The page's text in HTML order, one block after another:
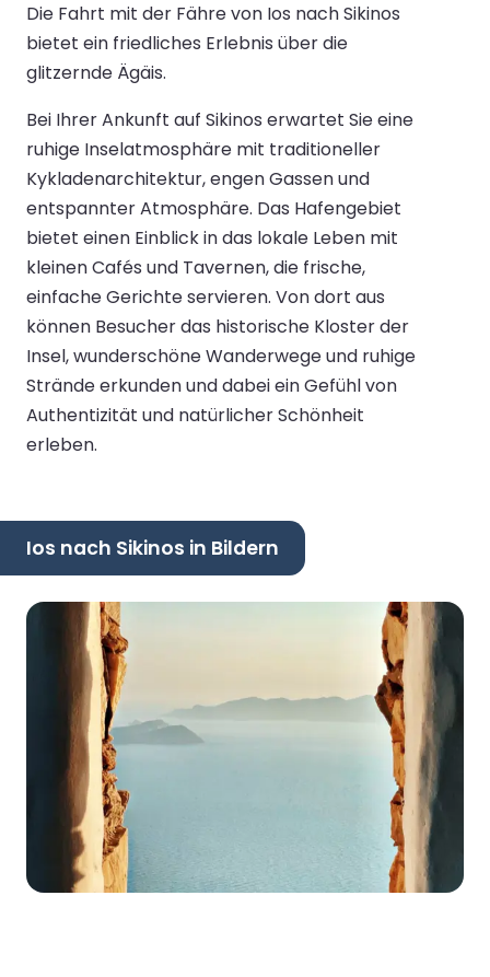
Die Fahrt mit der Fähre von Ios nach Sikinos
bietet ein friedliches Erlebnis über die
glitzernde Ägäis.
Bei Ihrer Ankunft auf Sikinos erwartet Sie eine
ruhige Inselatmosphäre mit traditioneller
Kykladenarchitektur, engen Gassen und
entspannter Atmosphäre. Das Hafengebiet
bietet einen Einblick in das lokale Leben mit
kleinen Cafés und Tavernen, die frische,
einfache Gerichte servieren. Von dort aus
können Besucher das historische Kloster der
Insel, wunderschöne Wanderwege und ruhige
Strände erkunden und dabei ein Gefühl von
Authentizität und natürlicher Schönheit
erleben.
Ios nach Sikinos in Bildern